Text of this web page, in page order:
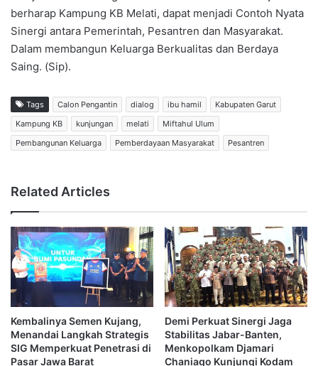
berharap Kampung KB Melati, dapat menjadi Contoh Nyata
Sinergi antara Pemerintah, Pesantren dan Masyarakat.
Dalam membangun Keluarga Berkualitas dan Berdaya
Saing. (Sip).
Tags Calon Pengantin dialog ibu hamil
Kabupaten Garut
Kampung KB
kunjungan melati
Miftahul Ulum
Pembangunan Keluarga
Pemberdayaan Masyarakat Pesantren
Related Articles
Kembalinya Semen Kujang,
Menandai Langkah Strategis
SIG Memperkuat Penetrasi di
Pasar Jawa Barat
Demi Perkuat Sinergi Jaga
Stabilitas Jabar-Banten,
Menkopolkam Djamari
Chaniago Kunjungi Kodam